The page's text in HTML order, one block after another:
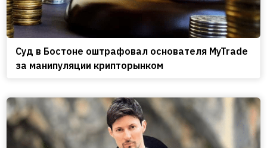
Cуд в Бостоне оштрафовал основателя MyTrade
за манипуляции крипторынком